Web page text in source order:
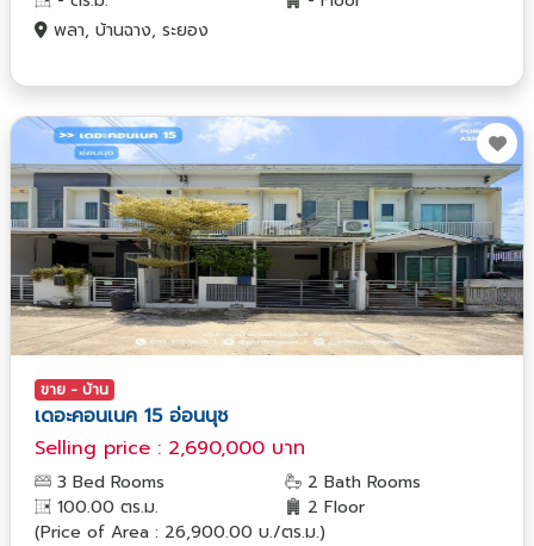
พลา, บ้านฉาง, ระยอง
ขาย - บ้าน
เดอะคอนเนค 15 อ่อนนุช
Selling price : 2,690,000 บาท
3 Bed Rooms
2 Bath Rooms
100.00 ตร.ม.
2 Floor
(Price of Area : 26,900.00 บ./ตร.ม.)